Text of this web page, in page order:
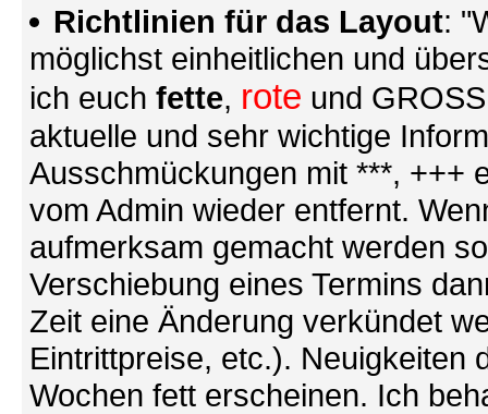
Richtlinien für das Layout:
möglichst einheitlichen und
ich euch fette, rote und
aktuelle und sehr wichtige
Ausschmückungen mit ***, +++
vom Admin wieder entfernt.
aufmerksam gemacht werden
Verschiebung eines Termins
Zeit eine Änderung verkündet
Eintrittpreise, etc.). Neuigkeiten
Wochen fett erscheinen. Ich